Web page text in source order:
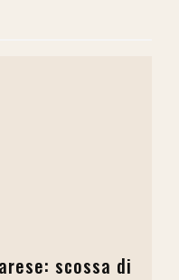
scossa di